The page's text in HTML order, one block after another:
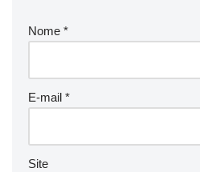
Nome *
E-mail *
Site